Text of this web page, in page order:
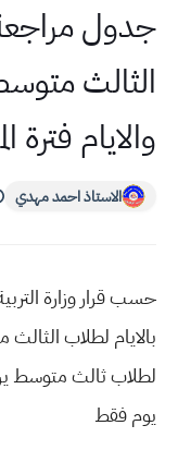
الثالث
والايام فترة
الاستاذ احمد مهدي
يوم فقط